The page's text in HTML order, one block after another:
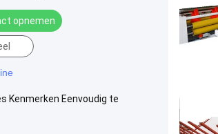
opnemen
Kenmerken Eenvoudig te